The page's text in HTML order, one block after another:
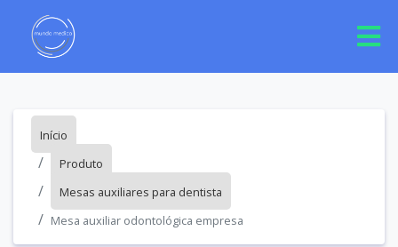
Início
Produto
Mesas auxiliares para dentista
Mesa auxiliar odontológica empresa